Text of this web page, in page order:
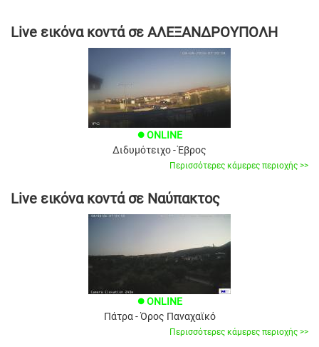
Live εικόνα κοντά σε ΑΛΕΞΑΝΔΡΟΥΠΟΛΗ
brightness_1 ONLINE
Διδυμότειχο - Έβρος
Περισσότερες κάμερες περιοχής >>
Live εικόνα κοντά σε Ναύπακτος
brightness_1 ONLINE
Πάτρα - Όρος Παναχαϊκό
Περισσότερες κάμερες περιοχής >>